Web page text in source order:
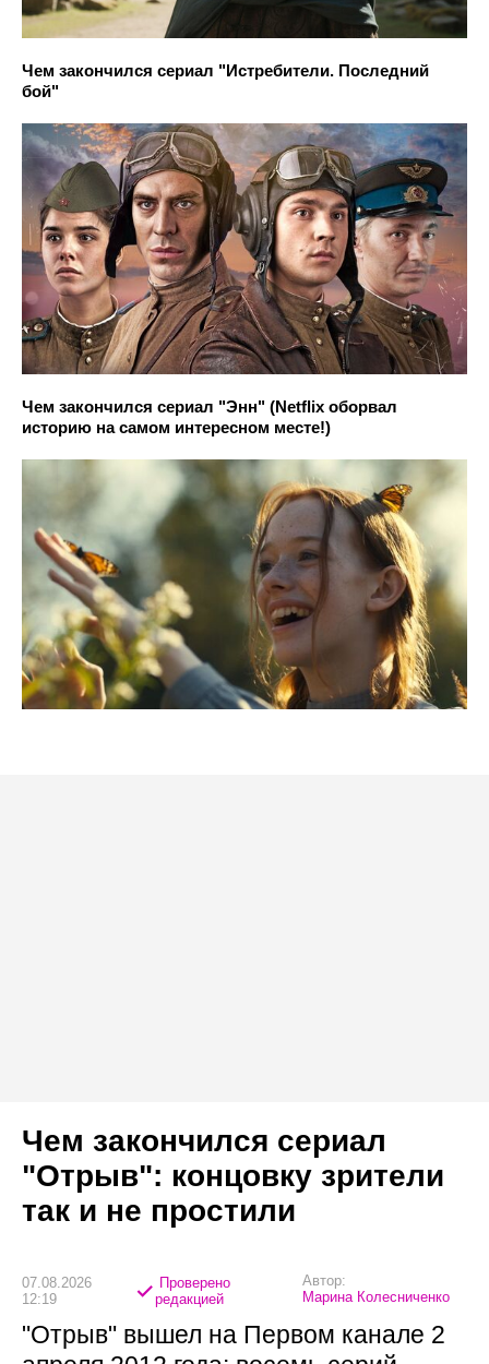
Чем закончился сериал "Истребители. Последний
бой"
Чем закончился сериал "Энн" (Netflix оборвал
историю на самом интересном месте!)
Чем закончился сериал
"Отрыв": концовку зрители
так и не простили
07.08.2026
12:19
Проверено
редакцией
Автор:
Марина Колесниченко
"Отрыв" вышел на Первом канале 2